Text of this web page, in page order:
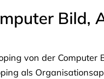
Bild,
von der Computer
als